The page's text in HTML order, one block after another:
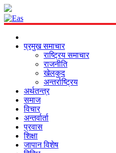
प्रमुख समाचार
राष्ट्रिय समाचार
राजनीति
खेलकुद
अन्तर्राष्ट्रिय
अर्थतन्त्र
समाज
विचार
अन्तर्वार्ता
प्रवास
शिक्षा
जापान विशेष